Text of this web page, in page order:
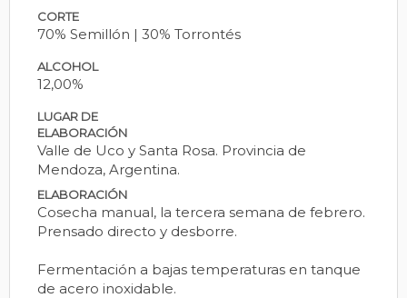
CORTE
70% Semillón | 30% Torrontés
ALCOHOL
12,00%
LUGAR DE
ELABORACIÓN
Valle de Uco y Santa Rosa. Provincia de
Mendoza, Argentina.
ELABORACIÓN
Cosecha manual, la tercera semana de febrero.
Prensado directo y desborre.
Fermentación a bajas temperaturas en tanque
de acero inoxidable.